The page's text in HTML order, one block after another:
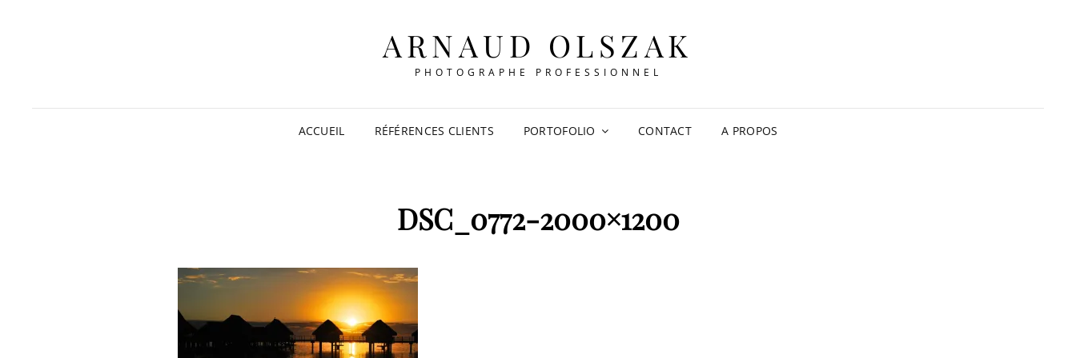
ARNAUD OLSZAK
PHOTOGRAPHE PROFESSIONNEL
ACCUEIL RÉFÉRENCES CLIENTS PORTOFOLIO CONTACT A PROPOS
DSC_0772-2000×1200